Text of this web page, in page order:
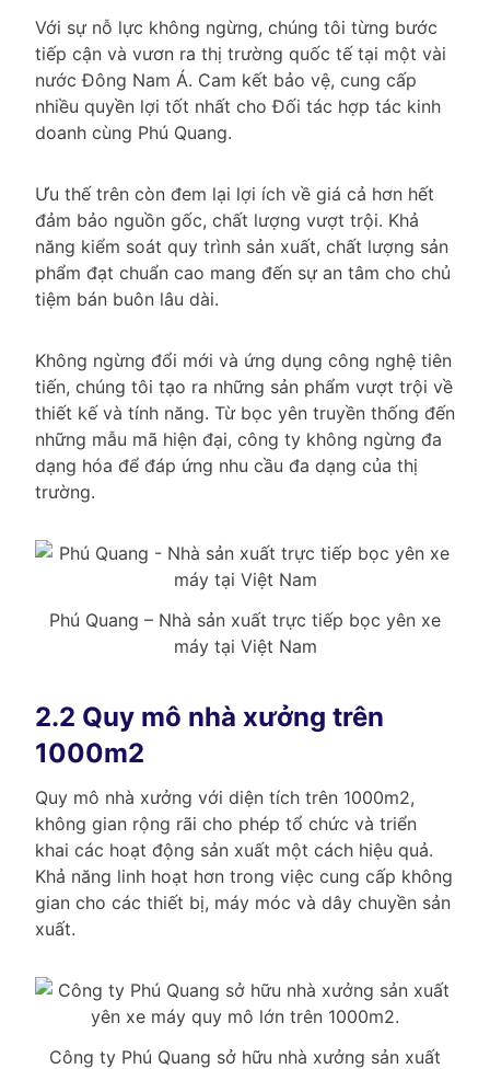
Với sự nỗ lực không ngừng, chúng tôi từng bước
tiếp cận và vươn ra thị trường quốc tế tại một vài
nước Đông Nam Á. Cam kết bảo vệ, cung cấp
nhiều quyền lợi tốt nhất cho Đối tác hợp tác kinh
doanh cùng Phú Quang.
Ưu thế trên còn đem lại lợi ích về giá cả hơn hết
đảm bảo nguồn gốc, chất lượng vượt trội. Khả
năng kiểm soát quy trình sản xuất, chất lượng sản
phẩm đạt chuẩn cao mang đến sự an tâm cho chủ
tiệm bán buôn lâu dài.
Không ngừng đổi mới và ứng dụng công nghệ tiên
tiến, chúng tôi tạo ra những sản phẩm vượt trội về
thiết kế và tính năng. Từ bọc yên truyền thống đến
những mẫu mã hiện đại, công ty không ngừng đa
dạng hóa để đáp ứng nhu cầu đa dạng của thị
trường.
Phú Quang – Nhà sản xuất trực tiếp bọc yên xe
máy tại Việt Nam
2.2 Quy mô nhà xưởng trên
1000m2
Quy mô nhà xưởng với diện tích trên 1000m2,
không gian rộng rãi cho phép tổ chức và triển
khai các hoạt động sản xuất một cách hiệu quả.
Khả năng linh hoạt hơn trong việc cung cấp không
gian cho các thiết bị, máy móc và dây chuyền sản
xuất.
Công ty Phú Quang sở hữu nhà xưởng sản xuất